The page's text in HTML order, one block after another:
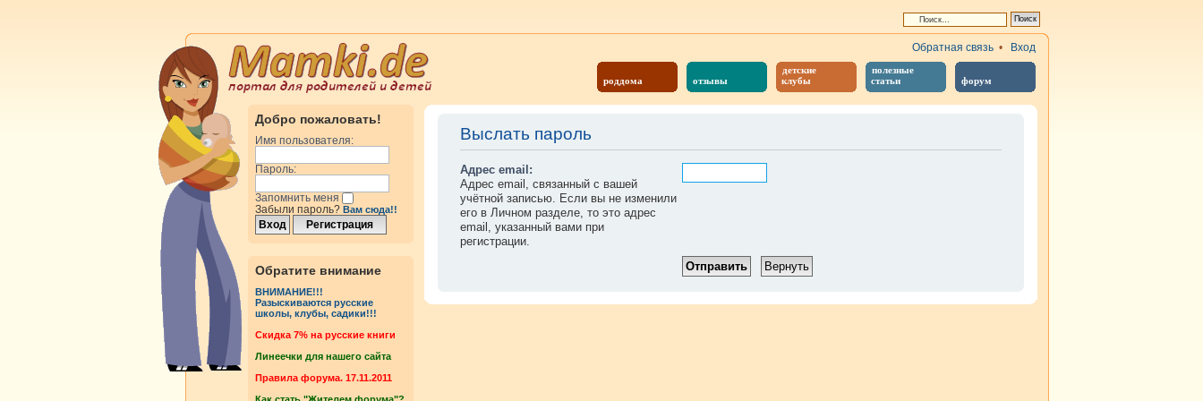
роддома отзывы
детские
клубы
полезные
статьи
форум
Обратная связь • Вход
Добро пожаловать!
Имя пользователя:
Пароль:
Запомнить меня
Забыли пароль? Вам сюда!!
Обратите внимание
ВНИМАНИЕ!!!
Разыскиваются русские
школы, клубы, садики!!!
Cкидка 7% на русские книги
Линеечки для нашего сайта
Правила форума. 17.11.2011
Выслать пароль
Адрес email:
Адрес email, связанный с вашей
учётной записью. Если вы не изменили
его в Личном разделе, то это адрес
email, указанный вами при
регистрации.